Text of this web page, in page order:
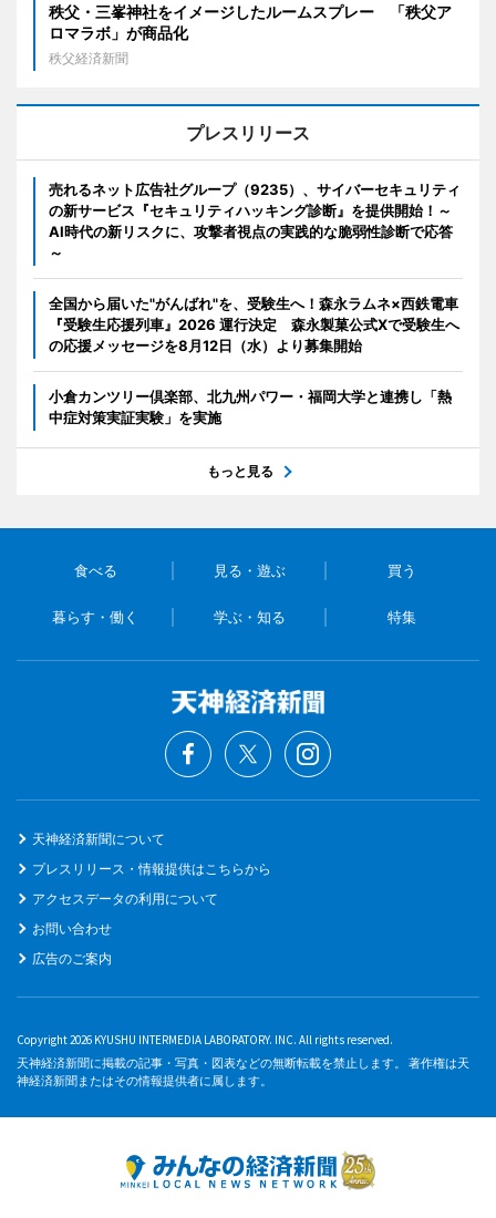
秩父・三峯神社をイメージしたルームスプレー 「秩父ア
ロマラボ」が商品化
秩父経済新聞
プレスリリース
売れるネット広告社グループ（9235）、サイバーセキュリティ
の新サービス『セキュリティハッキング診断』を提供開始！～
AI時代の新リスクに、攻撃者視点の実践的な脆弱性診断で応答
～
全国から届いた"がんばれ"を、受験生へ！森永ラムネ×西鉄電車
『受験生応援列車』2026 運行決定 森永製菓公式Xで受験生へ
の応援メッセージを8月12日（水）より募集開始
小倉カンツリー倶楽部、北九州パワー・福岡大学と連携し「熱
中症対策実証実験」を実施
もっと見る
食べる 見る・遊ぶ 買う
暮らす・働く 学ぶ・知る 特集
天神経済新聞について
プレスリリース・情報提供はこちらから
アクセスデータの利用について
お問い合わせ
広告のご案内
Copyright 2026 KYUSHU INTERMEDIA LABORATORY. INC. All rights reserved.
天神経済新聞に掲載の記事・写真・図表などの無断転載を禁止します。 著作権は天
神経済新聞またはその情報提供者に属します。